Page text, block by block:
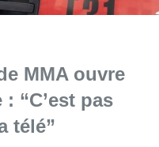
MMA ouvre
“C’est pas
télé”